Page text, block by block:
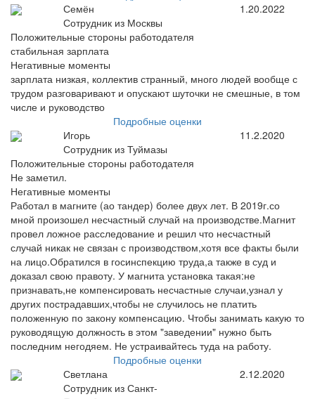
Семён
Сотрудник из Москвы
1.20.2022
Положительные стороны работодателя
стабильная зарплата
Негативные моменты
зарплата низкая, коллектив странный, много людей вообще с
трудом разговаривают и опускают шуточки не смешные, в том
числе и руководство
Подробные оценки
Игорь
Сотрудник из Туймазы
11.2.2020
Положительные стороны работодателя
Не заметил.
Негативные моменты
Работал в магните (ао тандер) более двух лет. В 2019г.со
мной произошел несчастный случай на производстве.Магнит
провел ложное расследование и решил что несчастный
случай никак не связан с производством,хотя все факты были
на лицо.Обратился в госинспекцию труда,а также в суд и
доказал свою правоту. У магнита установка такая:не
признавать,не компенсировать несчастные случаи,узнал у
других пострадавших,чтобы не случилось не платить
положенную по закону компенсацию. Чтобы занимать какую то
руководящую должность в этом "заведении" нужно быть
последним негодяем. Не устраивайтесь туда на работу.
Подробные оценки
Светлана
Сотрудник из Санкт-
2.12.2020